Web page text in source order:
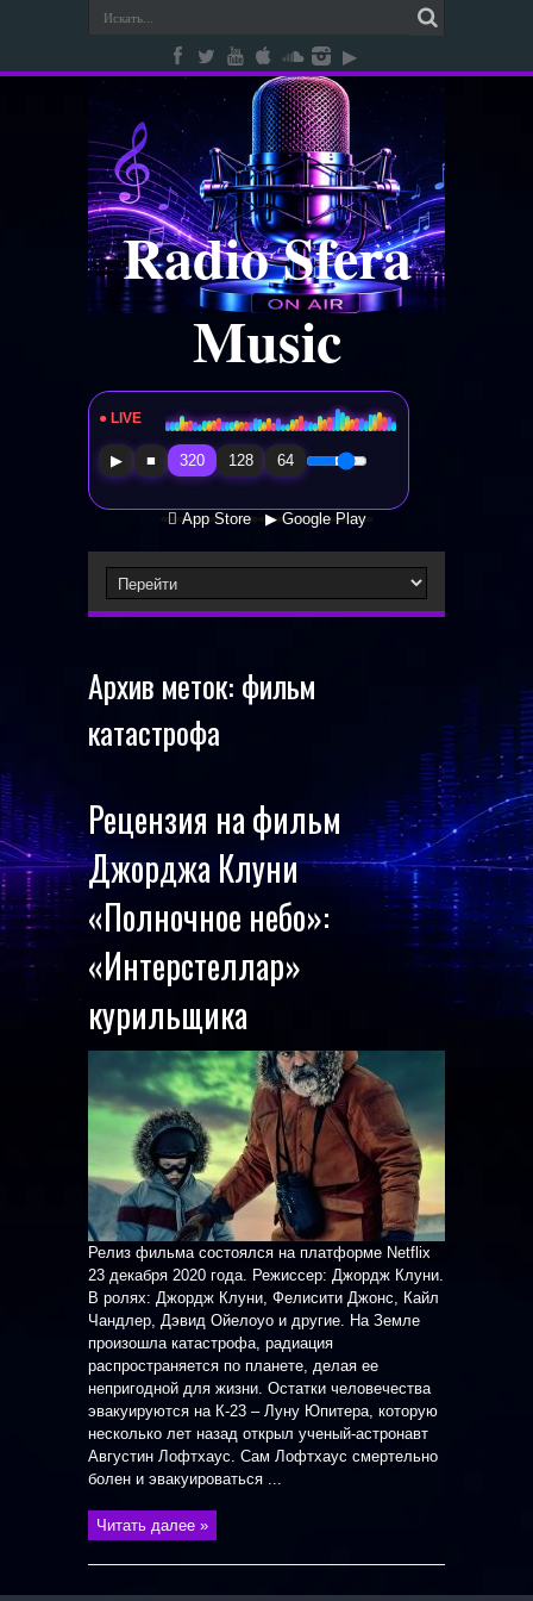
Radio Sfera
Music
● LIVE Radio Sfera Music
▶ ■ 320 128 64
 App Store ▶ Google Play
Архив меток: фильм
катастрофа
Рецензия на фильм
Джорджа Клуни
«Полночное небо»:
«Интерстеллар»
курильщика
Релиз фильма состоялся на платформе Netflix
23 декабря 2020 года. Режиссер: Джордж Клуни.
В ролях: Джордж Клуни, Фелисити Джонс, Кайл
Чандлер, Дэвид Ойелоуо и другие. На Земле
произошла катастрофа, радиация
распространяется по планете, делая ее
непригодной для жизни. Остатки человечества
эвакуируются на К-23 – Луну Юпитера, которую
несколько лет назад открыл ученый-астронавт
Августин Лофтхаус. Сам Лофтхаус смертельно
болен и эвакуироваться ...
Читать далее »